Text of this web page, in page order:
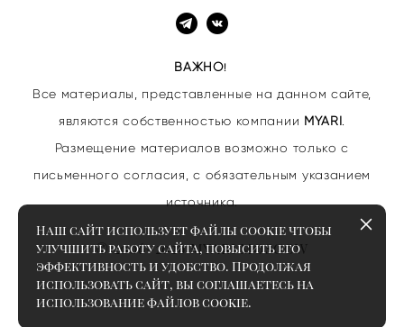
ВАЖНО!
Все материалы, представленные на данном сайте,
являются собственностью компании MYARI
Размещение материалов возможно только с
письменного согласия, с обязательным указанием
источника.
© 2006–2026 MYARI MOSCOW
сайт от vigbo
Наш сайт использует файлы cookie чтобы
улучшить работу сайта, повысить его
эффективность и удобство. Продолжая
использовать сайт, вы соглашаетесь на
использование файлов cookie.